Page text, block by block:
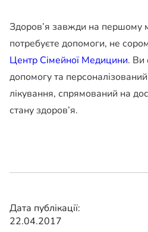
Здоров’я завжди на першому
потребуєте допомоги, не
Центр Сімейної Медицини. Ви
допомогу та
лікування, спрямований на
стану здоров’я.
Дата публікації:
22.04.2017